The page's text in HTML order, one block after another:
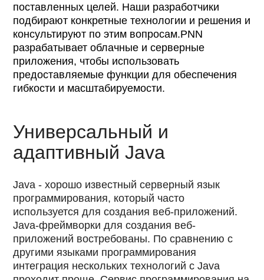
поставленных целей. Наши разработчики
подбирают конкретные технологии и решения и
консультируют по этим вопросам.PNN
разрабатывает облачные и серверные
приложения, чтобы использовать
предоставляемые функции для обеспечения
гибкости и масштабируемости.
Универсальный и
адаптивный Java
Java - хорошо известный серверный язык
программирования, который часто
используется для создания веб-приложений.
Java-фреймворки для создания веб-
приложений востребованы. По сравнению с
другими языками программирования
интеграция нескольких технологий с Java